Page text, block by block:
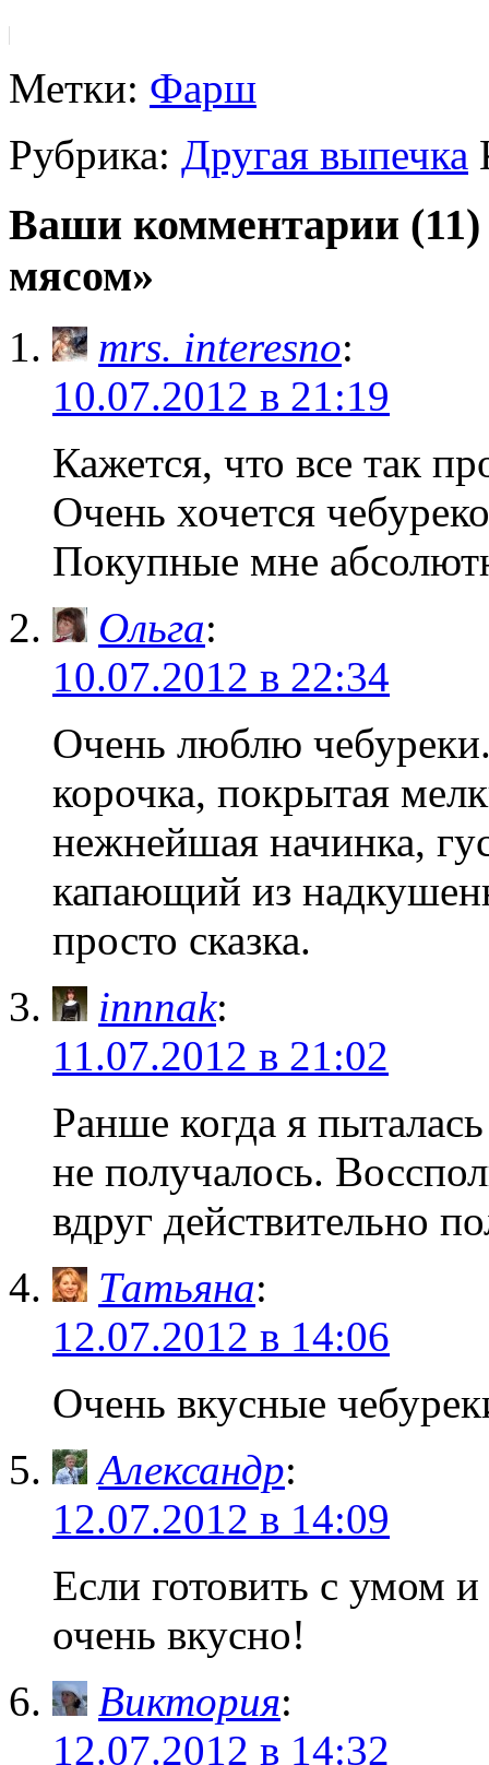
Метки: Фарш
Рубрика: Другая выпечка
Ваши комментарии (11)
мясом»
mrs. interesno:
10.07.2012 в 21:19
Кажется, что все так
Очень хочется
Покупные мне
Ольга:
10.07.2012 в 22:34
Очень люблю
корочка, покрытая
нежнейшая начинка,
капающий из
просто сказка.
innnak:
11.07.2012 в 21:02
Ранше когда я
не получалось.
вдруг действительно
Татьяна:
12.07.2012 в 14:06
Очень вкусные
Александр:
12.07.2012 в 14:09
Если готовить с умом
очень вкусно!
Виктория:
12.07.2012 в 14:32